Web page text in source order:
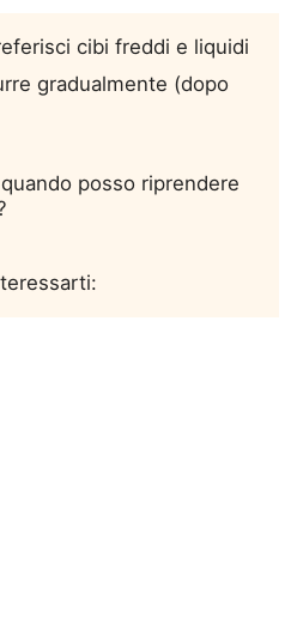
cibi freddi e liquidi
gradualmente (dopo
posso riprendere